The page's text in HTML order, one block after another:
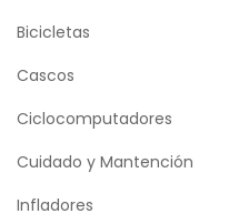
Bicicletas
Cascos
Ciclocomputadores
Cuidado y Mantención
Infladores